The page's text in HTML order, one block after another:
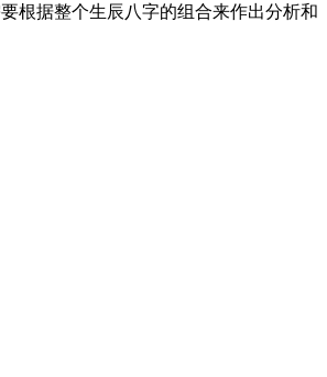
根据整个生辰八字的组合来作出分析和